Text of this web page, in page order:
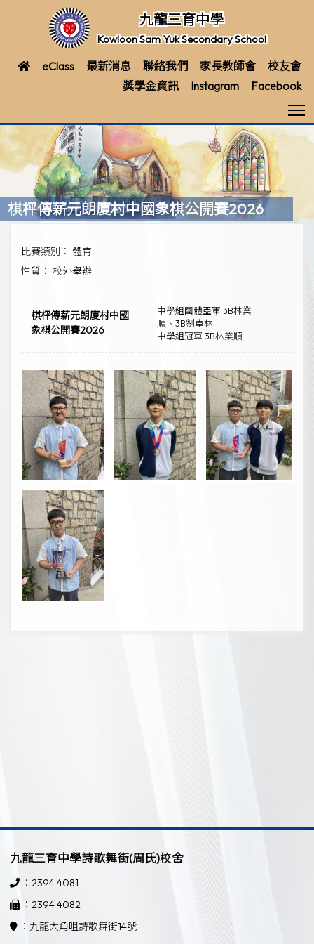
九龍三育中學
Kowloon Sam Yuk Secondary School
eClass 最新消息 聯絡我們 家長教師會
校友會
獎學金資訊
Instagram Facebook
棋枰傳薪元朗廈村中國象棋公開賽2026
比賽類別： 體育
性質： 校外舉辦
棋枰傳薪元朗廈村中國
象棋公開賽2026
中學組團體亞軍 3B林業
順、3B劉卓林
中學組冠軍 3B林業順
九龍三育中學詩歌舞街(周氏)校舍
：2394 4081
：2394 4082
：九龍大角咀詩歌舞街14號